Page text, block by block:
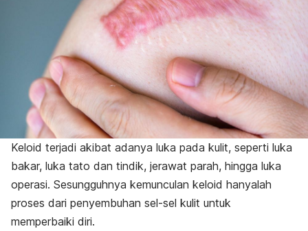
Keloid terjadi akibat adanya luka pada kulit, seperti luka
bakar, luka tato dan tindik, jerawat parah, hingga luka
operasi. Sesungguhnya kemunculan keloid hanyalah
proses dari penyembuhan sel-sel kulit untuk
memperbaiki diri.